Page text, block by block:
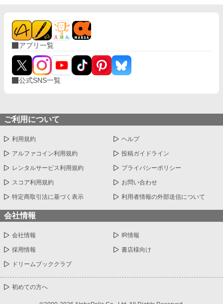
アプリ一覧
公式SNS一覧
ご利用について
利用規約 ヘルプ
アルファコイン利用規約 投稿ガイドライン
レンタルサービス利用規約 プライバシーポリシー
スコア利用規約 お問い合わせ
特定商取引法に基づく表示 利用者情報の外部送信について
会社情報
会社情報 IR情報
採用情報 書店様向け
ドリームブッククラブ
初めての方へ